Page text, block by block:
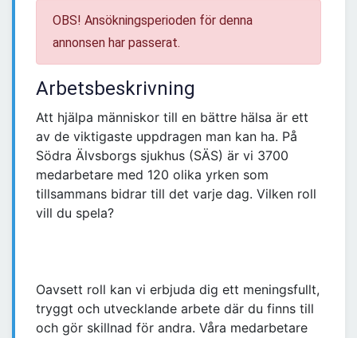
OBS! Ansökningsperioden för denna
annonsen har passerat.
Arbetsbeskrivning
Att hjälpa människor till en bättre hälsa är ett
av de viktigaste uppdragen man kan ha. På
Södra Älvsborgs sjukhus (SÄS) är vi 3700
medarbetare med 120 olika yrken som
tillsammans bidrar till det varje dag. Vilken roll
vill du spela?
Oavsett roll kan vi erbjuda dig ett meningsfullt,
tryggt och utvecklande arbete där du finns till
och gör skillnad för andra. Våra medarbetare